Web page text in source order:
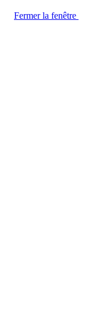
Fermer la fenêtre